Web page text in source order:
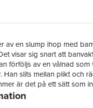
av en slump ihop med
visar sig snart att
förföljs av en vålnad
Han slits mellan plikt och
är det på ett sätt som